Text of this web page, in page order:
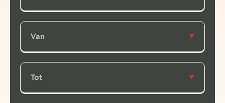
Van
Tot